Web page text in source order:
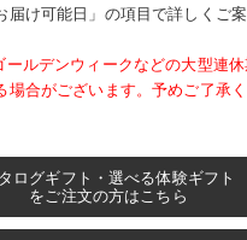
届け可能日」の項目で詳しくご
ルデンウィークなどの大型連
合がございます。予めご了承く
ログギフト・選べる体験ギフト
をご注文の方はこちら